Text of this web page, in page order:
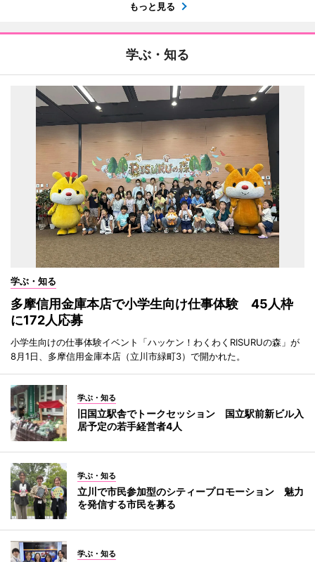
もっと見る
学ぶ・知る
学ぶ・知る
多摩信用金庫本店で小学生向け仕事体験 45人枠
に172人応募
小学生向けの仕事体験イベント「ハッケン！わくわくRISURUの森」が
8月1日、多摩信用金庫本店（立川市緑町3）で開かれた。
学ぶ・知る
旧国立駅舎でトークセッション 国立駅前新ビル入
居予定の若手経営者4人
学ぶ・知る
立川で市民参加型のシティープロモーション 魅力
を発信する市民を募る
学ぶ・知る